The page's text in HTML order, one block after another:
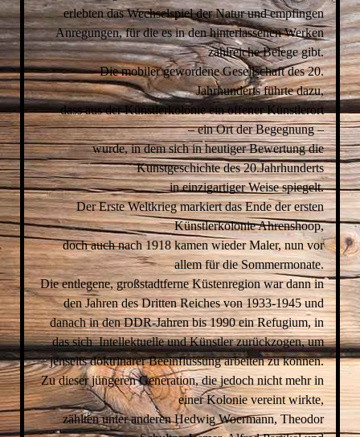
erlebten das Wechselspiel der Natur und empfingen
Anregungen, für die es in den hinterlassenen Werken
zahlreiche Belege gibt.
Die mobiler gewordene Gesellschaft des 20.
Jahrhunderts führte dazu,
dass aus der Künstlerkolonie ein offener Künstlerort
– ein Ort der Begegnung –
wurde, in dem sich in heutiger Bewertung die
Kunstgeschichte des 20.Jahrhunderts
in einzigartiger Weise spiegelt.
Der Erste Weltkrieg markiert das Ende der ersten
Künstlerkolonie Ahrenshoop,
doch auch nach 1918 kamen wieder Maler, nun vor
allem für die Sommermonate.
Die entlegene, großstadtferne Küstenregion war dann in
den Jahren des Dritten Reiches von 1933-1945 und
danach in den DDR-Jahren bis 1990 ein Refugium, in
das sich Intellektuelle und Künstler zurückzogen, um
jenseits doktrinärer Beeinflussung arbeiten zu können.
Zu dieser jüngeren Generation, die jedoch nicht mehr in
einer Kolonie vereint wirkte,
zählten unter anderen Hedwig Woermann, Theodor